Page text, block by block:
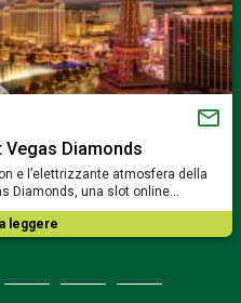
Diamonds
e l’elettrizzante atmosfera della
Diamonds, una slot online…
leggere